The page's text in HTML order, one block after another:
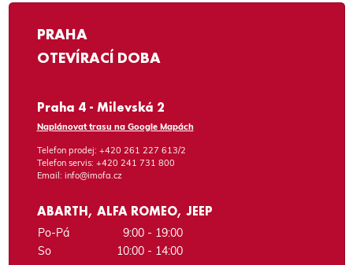
PRAHA
OTEVÍRACÍ DOBA
Praha 4 - Milevská 2
Naplánovat trasu na Google Mapách
Telefon prodej: +420 261 227 613/2
Telefon servis: +420 241 731 800
Email: info@imofa.cz
ABARTH, ALFA ROMEO, JEEP
Po-Pá
9:00 - 19:00
So
10:00 - 14:00